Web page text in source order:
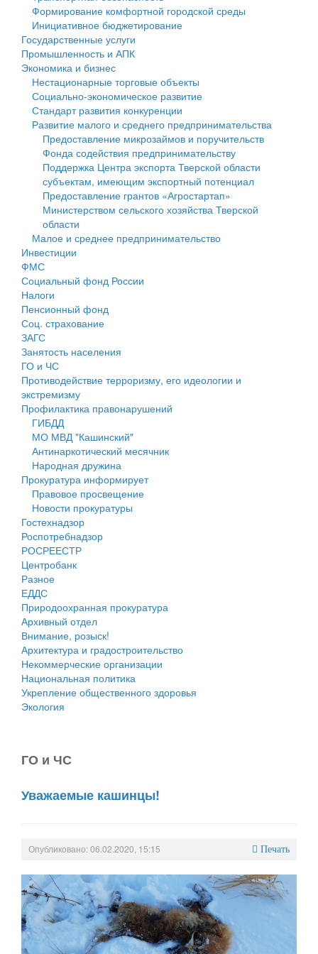
Государственные услуги
Промышленность и АПК
Экономика и бизнес
Символика
Устав
Гостям округа
Туризм
Культура
Образование
Здравоохранение
Социальная защита
Фотоальбом
муниципального округа Тверской области
Администрация Кашинского муниципального округа
Тверской области
Управление сельскими территориями
Открытые данные
Работа с обращениями граждан
Муниципальный контроль
Муниципальные услуги
Проекты административных регламентов
Антимонопольный комплаенс
Противодействие коррупции
Финансовое управление
Бюджет для граждан
Имущество
Выявление правообладателей ранее учтенных
объектов недвижимости
Имущественная поддержка субъектов малого и
среднего предпринимательства
Информационная поддержка субъектов малого и
среднего предпринимательства
Муниципальные программы
Контрольно-счетная палата
Персональные данные
Оценка регулирующего воздействия
Деятельность МУ
Нормативы градостроительного проектирования
Правила землепользования и застройки
Генеральные планы
Проекты планировки территории
Собрание депутатов
Городское поселение
Сельские поселения
Формирование комфортной городской среды
Инициативное бюджетирование
Государственные услуги
Промышленность и АПК
Экономика и бизнес
Нестационарные торговые объекты
Социально-экономическое развитие
Стандарт развития конкуренции
Развитие малого и среднего предпринимательства
Предоставление микрозаймов и поручительств
Фонда содействия предпринимательству
Поддержка Центра экспорта Тверской области
субъектам, имеющим экспортный потенциал
Предоставление грантов «Агростартап»
Министерством сельского хозяйства Тверской
области
Малое и среднее предпринимательство
Инвестиции
ФМС
Социальный фонд России
Налоги
Пенсионный фонд
Соц. страхование
ЗАГС
Занятость населения
ГО и ЧС
Противодействие терроризму, его идеологии и
экстремизму
Профилактика правонарушений
ГИБДД
МО МВД "Кашинский"
Антинаркотический месячник
Народная дружина
Прокуратура информирует
Правовое просвещение
Новости прокуратуры
Гостехнадзор
Роспотребнадзор
РОСРЕЕСТР
Центробанк
Разное
ЕДДС
Природоохранная прокуратура
Архивный отдел
Внимание, розыск!
Архитектура и градостроительство
Некоммерческие организации
Национальная политика
Укрепление общественного здоровья
Экология
ГО и ЧС
Уважаемые кашинцы!
Опубликовано: 06.02.2020, 15:15 Печать